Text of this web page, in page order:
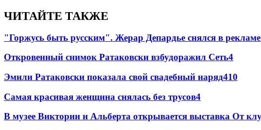
ЧИТАЙТЕ ТАКЖЕ
"Горжусь быть русским". Жерар Депардье снялся в
Откровенный снимок Ратаковски взбудоражил Сеть4
Эмили Ратаковски показала свой свадебный наряд410
Самая красивая женщина снялась без трусов4
В музее Виктории и Альберта открывается выставка От